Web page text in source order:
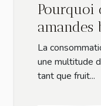
Pourquoi
amandes
La
une multitude
tant que fruit...